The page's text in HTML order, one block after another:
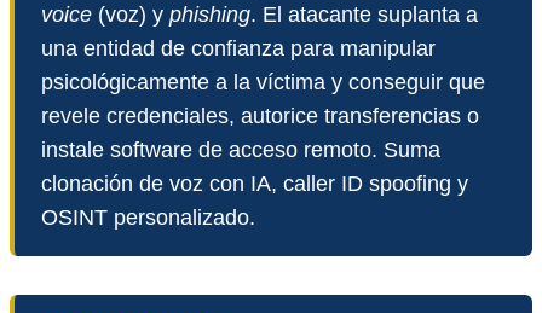
voice (voz) y phishing. El atacante suplanta a
una entidad de confianza para manipular
psicológicamente a la víctima y conseguir que
revele credenciales, autorice transferencias o
instale software de acceso remoto. Suma
clonación de voz con IA, caller ID spoofing y
OSINT personalizado.